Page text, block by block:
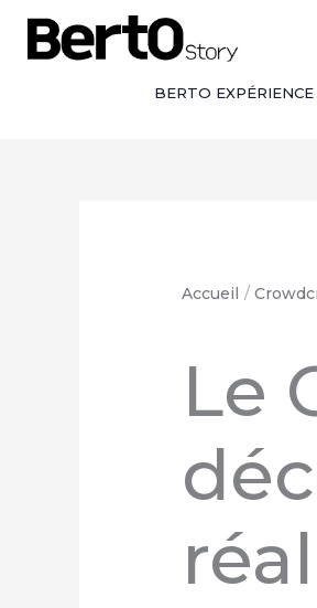
Content
contenu
BERTO EXPÉRIENCE
Accueil
Le